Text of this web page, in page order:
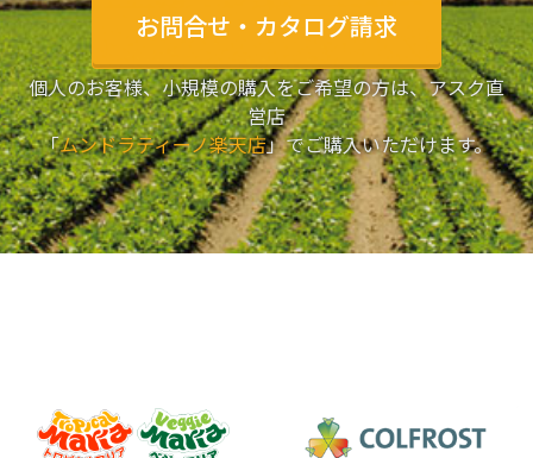
お問合せ・カタログ請求
個人のお客様、小規模の購入をご希望の方は、アスク直
営店
「ムンドラティーノ楽天店」でご購入いただけます。